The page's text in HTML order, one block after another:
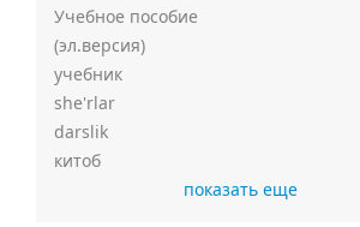
Учебное пособие
(эл.версия)
учебник
she'rlar
darslik
китоб
показать еще